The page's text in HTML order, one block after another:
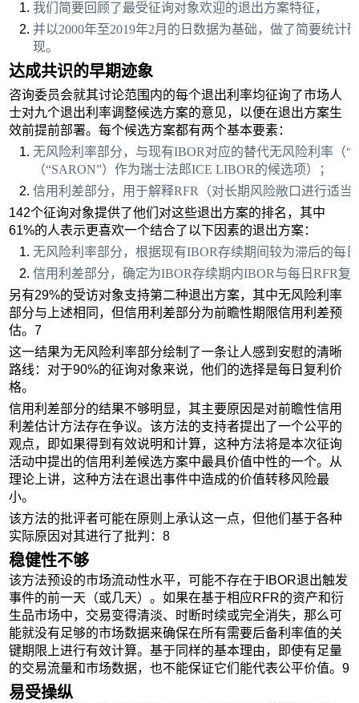
我们简要回顾了最受征询对象欢迎的退出方案特征，
并以2000年至2019年2月的日数据为基础，做了简要统
现。
达成共识的早期迹象
咨询委员会就其讨论范围内的每个退出利率均征询了市场人
士对九个退出利率调整候选方案的意见，以便在退出方案生
效前提前部署。每个候选方案都有两个基本要素：
无风险利率部分，与现有IBOR对应的替代无风险利率（
（“SARON”）作为瑞士法郎ICE LIBOR的候选项）；
信用利差部分，用于解释RFR（对长期风险敞口进行适
142个征询对象提供了他们对这些退出方案的排名，其中
61%的人表示更喜欢一个结合了以下因素的退出方案：
无风险利率部分，根据现有IBOR存续期间较为滞后的每
信用利差部分，确定为IBOR存续期内IBOR与每日RFR
另有29%的受访对象支持第二种退出方案，其中无风险利率
部分与上述相同，但信用利差部分为前瞻性期限信用利差预
估。7
这一结果为无风险利率部分绘制了一条让人感到安慰的清晰
路线：对于90%的征询对象来说，他们的选择是每日复利价
格。
信用利差部分的结果不够明显，其主要原因是对前瞻性信用
利差估计方法存在争议。该方法的支持者提出了一个公平的
观点，即如果得到有效说明和计算，这种方法将是本次征询
活动中提出的信用利差候选方案中最具价值中性的一个。从
理论上讲，这种方法在退出事件中造成的价值转移风险最
小。
该方法的批评者可能在原则上承认这一点，但他们基于各种
实际原因对其进行了批判：8
稳健性不够
该方法预设的市场流动性水平，可能不存在于IBOR退出触发
事件的前一天（或几天）。如果在基于相应RFR的资产和衍
生品市场中，交易变得清淡、时断时续或完全消失，那么可
能就没有足够的市场数据来确保在所有需要后备利率值的关
键期限上进行有效计算。基于同样的基本理由，即使有足量
的交易流量和市场数据，也不能保证它们能代表公平价值。9
易受操纵